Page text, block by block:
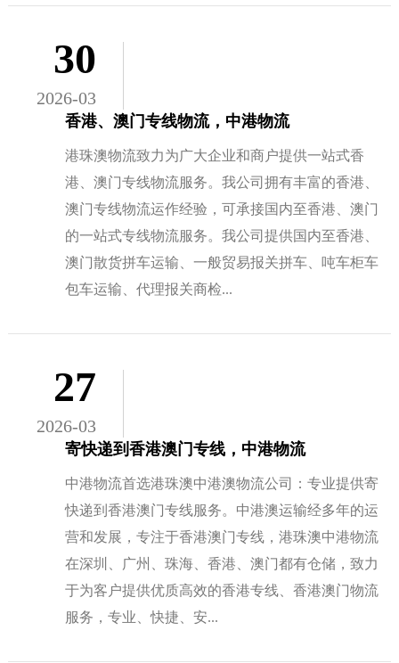
30
2026-03
香港、澳门专线物流，中港物流
港珠澳物流致力为广大企业和商户提供一站式香
港、澳门专线物流服务。我公司拥有丰富的香港、
澳门专线物流运作经验，可承接国内至香港、澳门
的一站式专线物流服务。我公司提供国内至香港、
澳门散货拼车运输、一般贸易报关拼车、吨车柜车
包车运输、代理报关商检...
27
2026-03
寄快递到香港澳门专线，中港物流
中港物流首选港珠澳中港澳物流公司：专业提供寄
快递到香港澳门专线服务。中港澳运输经多年的运
营和发展，专注于香港澳门专线，港珠澳中港物流
在深圳、广州、珠海、香港、澳门都有仓储，致力
于为客户提供优质高效的香港专线、香港澳门物流
服务，专业、快捷、安...